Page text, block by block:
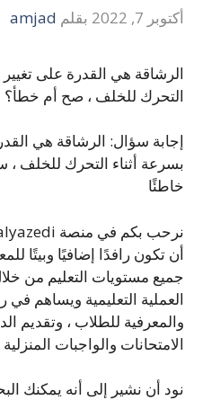
أكتوبر 7, 2022 بقلم amjad
الرشاقة هي القدرة على
التحرك للخلف ، صح أم خطأ؟
إجابة سؤال: الرشاقة هي
بسرعة أثناء التحرك للخلف
خاطئًا
أن تكون رافدًا إضافيًا وبيتًا
جميع مستويات التعليم من
العملية التعليمية ويساهم في
والمعرفية للطلاب ، وتقديم
الامتحانات والواجبات
نود أن نشير إلى أنه يمكنك